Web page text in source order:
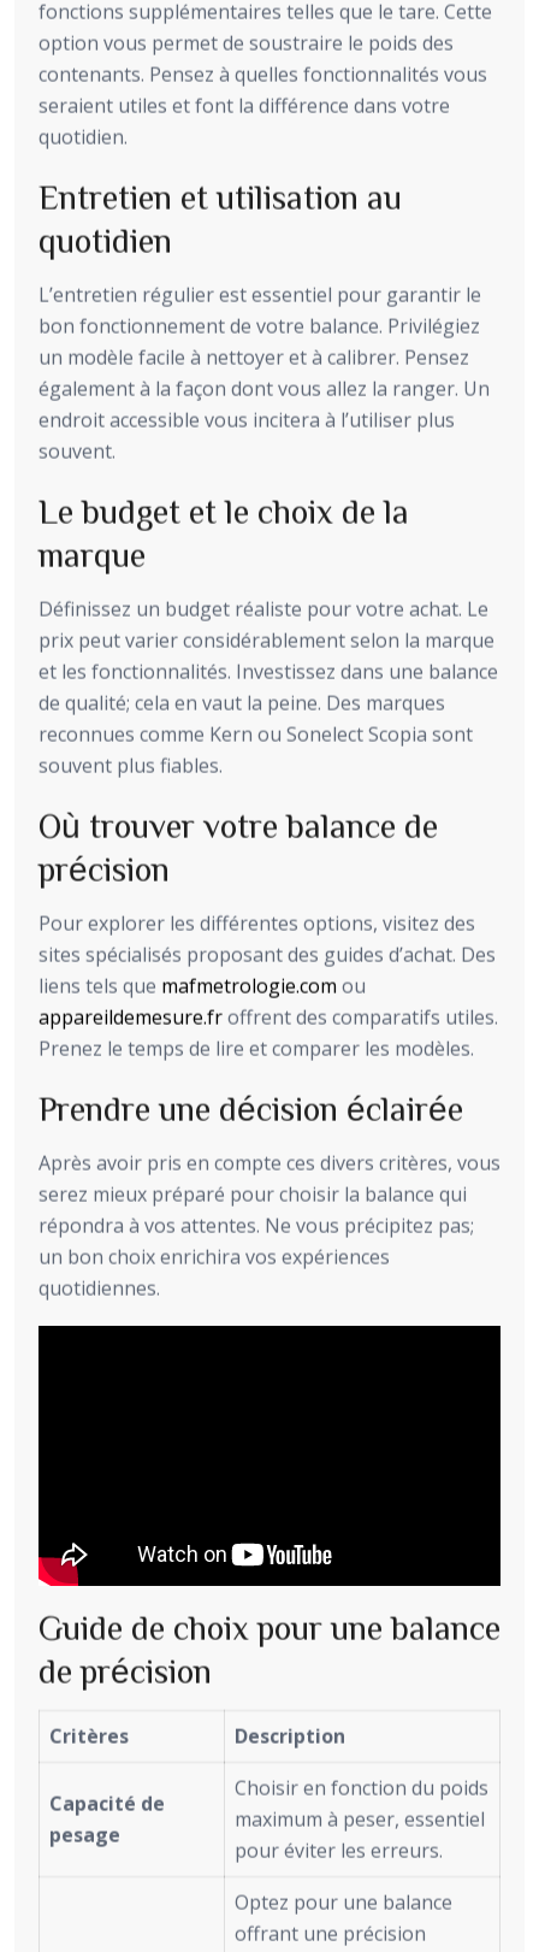
fonctions supplémentaires telles que le tare. Cette
option vous permet de soustraire le poids des
contenants. Pensez à quelles fonctionnalités vous
seraient utiles et font la différence dans votre
quotidien.
Entretien et utilisation au
quotidien
L’entretien régulier est essentiel pour garantir le
bon fonctionnement de votre balance. Privilégiez
un modèle facile à nettoyer et à calibrer. Pensez
également à la façon dont vous allez la ranger. Un
endroit accessible vous incitera à l’utiliser plus
souvent.
Le budget et le choix de la
marque
Définissez un budget réaliste pour votre achat. Le
prix peut varier considérablement selon la marque
et les fonctionnalités. Investissez dans une balance
de qualité; cela en vaut la peine. Des marques
reconnues comme Kern ou Sonelect Scopia sont
souvent plus fiables.
Où trouver votre balance de
précision
Pour explorer les différentes options, visitez des
sites spécialisés proposant des guides d’achat. Des
liens tels que mafmetrologie.com ou
appareildemesure.froffrent des comparatifs utiles.
Prenez le temps de lire et comparer les modèles.
Prendre une décision éclairée
Après avoir pris en compte ces divers critères, vous
serez mieux préparé pour choisir la balance qui
répondra à vos attentes. Ne vous précipitez pas;
un bon choix enrichira vos expériences
quotidiennes.
Guide de choix pour une balance
de précision
Critères Description
Capacité de
pesage
Choisir en fonction du poids
maximum à peser, essentiel
pour éviter les erreurs.
Optez pour une balance
offrant une précision